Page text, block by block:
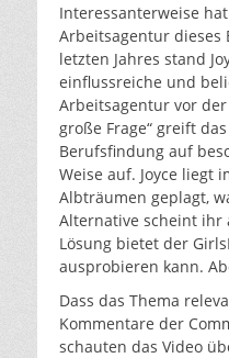
Interessanterweise
Arbeitsagentur dieses
letzten Jahres stand
einflussreiche und
Arbeitsagentur vor der
große Frage“ greift
Berufsfindung auf
Weise auf. Joyce liegt
Albträumen geplagt,
Alternative scheint ihr
Lösung bietet der
ausprobieren kann.
Dass das Thema
Kommentare der
schauten das Video